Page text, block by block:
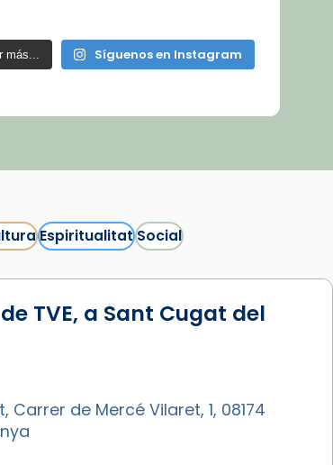
más... Síguenos en Instagram
EspiritualitatSocial
TVE, a Sant Cugat del
Carrer de Mercé Vilaret, 1, 08174